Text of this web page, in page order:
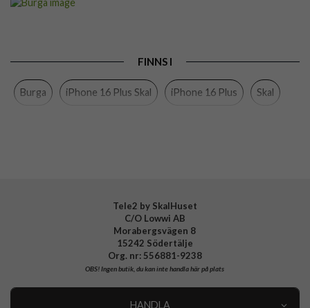
Material Hårdplast (PC), Mjukplast (TPU)
FINNS I
Burga iPhone 16 Plus Skal iPhone 16 Plus Skal
Tele2 by SkalHuset
C/O Lowwi AB
Morabergsvägen 8
15242 Södertälje
Org. nr: 556881-9238
OBS!Ingen butik, du kan inte handla här på plats
HANDLA